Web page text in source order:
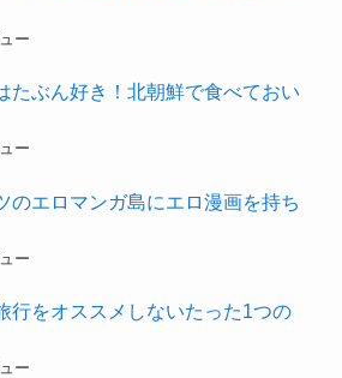
ー
たぶん好き！北朝鮮で食べておい
ー
のエロマンガ島にエロ漫画を持ち
ー
行をオススメしないたった1つの
ー